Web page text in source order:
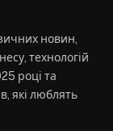
новин,
технологій
році та
які люблять